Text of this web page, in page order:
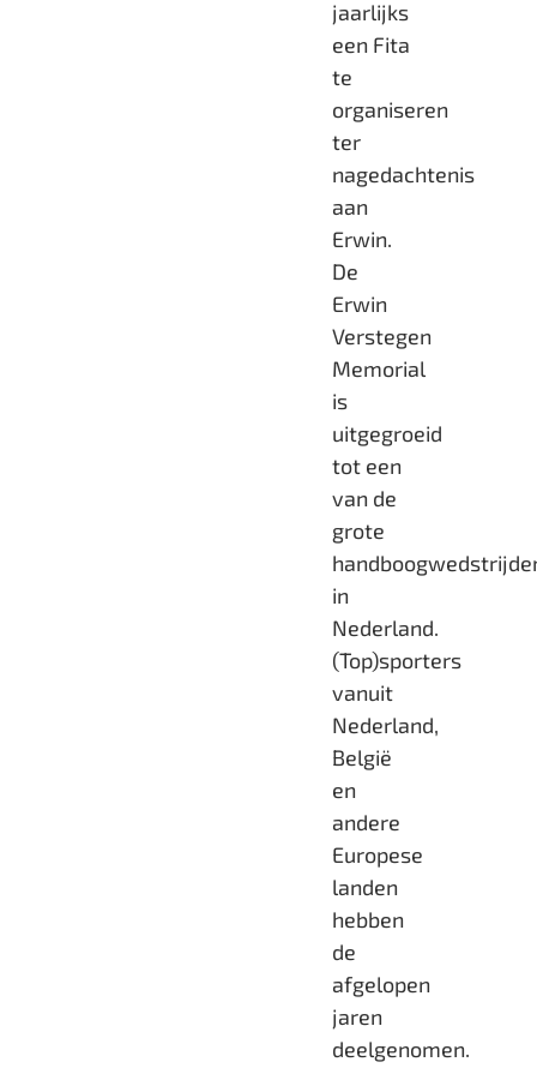
jaarlijks
een Fita
te
organiseren
ter
nagedachtenis
aan
Erwin.
De
Erwin
Verstegen
Memorial
is
uitgegroeid
tot een
van de
grote
in
Nederland.
(Top)sporters
vanuit
Nederland,
België
en
andere
Europese
landen
hebben
de
afgelopen
jaren
deelgenomen.